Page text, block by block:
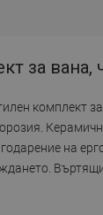
за вана,
комплект
на